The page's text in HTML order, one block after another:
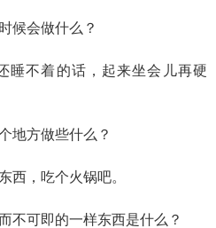
会做什么？
不着的话，起来坐会儿再硬
方做些什么？
，吃个火锅吧。
可即的一样东西是什么？